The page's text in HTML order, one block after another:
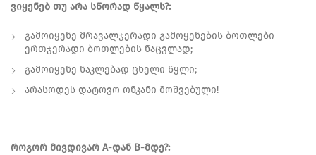
ვიყენებ თუ არა სწორად წყალს?:
გამოიყენე მრავალჯერადი გამოყენების ბოთლები
ერთჯერადი ბოთლების ნაცვლად;
გამოიყენე ნაკლებად ცხელი წყლი;
არასოდეს დატოვო ონკანი მოშვებული!
როგორ მივდივარ A-დან B-მდე?: